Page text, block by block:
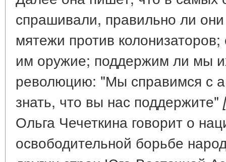
спрашивали, правильно ли
мятежи против
им оружие; поддержим ли мы
революцию: "Мы справимся с
знать, что вы нас поддержите"
Ольга Чечеткина говорит о
освободительной борьбе